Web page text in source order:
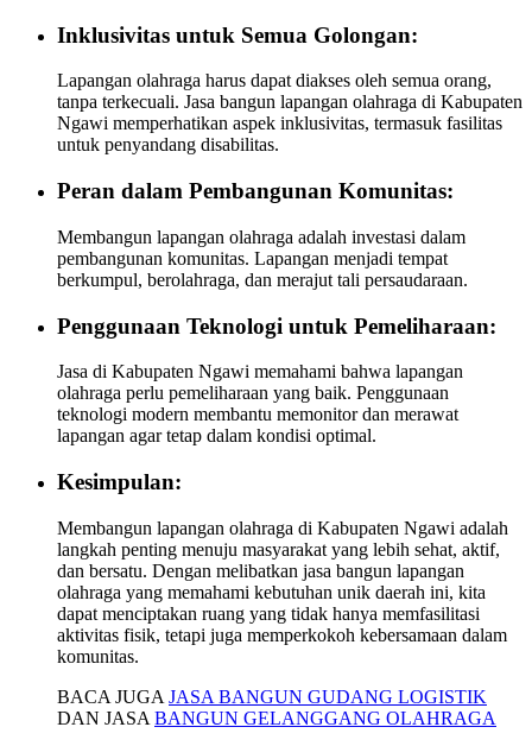
Inklusivitas untuk Semua Golongan:
Lapangan olahraga harus dapat diakses oleh semua orang,
tanpa terkecuali. Jasa bangun lapangan olahraga di Kabupaten
Ngawi memperhatikan aspek inklusivitas, termasuk fasilitas
untuk penyandang disabilitas.
Peran dalam Pembangunan Komunitas:
Membangun lapangan olahraga adalah investasi dalam
pembangunan komunitas. Lapangan menjadi tempat
berkumpul, berolahraga, dan merajut tali persaudaraan.
Penggunaan Teknologi untuk Pemeliharaan:
Jasa di Kabupaten Ngawi memahami bahwa lapangan
olahraga perlu pemeliharaan yang baik. Penggunaan
teknologi modern membantu memonitor dan merawat
lapangan agar tetap dalam kondisi optimal.
Kesimpulan:
Membangun lapangan olahraga di Kabupaten Ngawi adalah
langkah penting menuju masyarakat yang lebih sehat, aktif,
dan bersatu. Dengan melibatkan jasa bangun lapangan
olahraga yang memahami kebutuhan unik daerah ini, kita
dapat menciptakan ruang yang tidak hanya memfasilitasi
aktivitas fisik, tetapi juga memperkokoh kebersamaan dalam
komunitas.
BACA JUGA JASA BANGUN GUDANG LOGISTIK
DAN JASA BANGUN GELANGGANG OLAHRAGA